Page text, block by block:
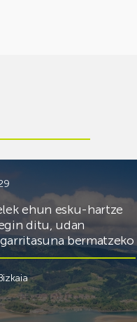
ehun esku-hartze
ditu, udan
bermatzeko